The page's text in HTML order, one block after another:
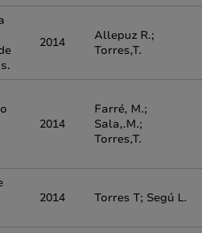
2014
Allepuz R.;
Torres,T.
2014
Farré, M.;
Sala,.M.;
Torres,T.
2014 Torres T; Segú L.